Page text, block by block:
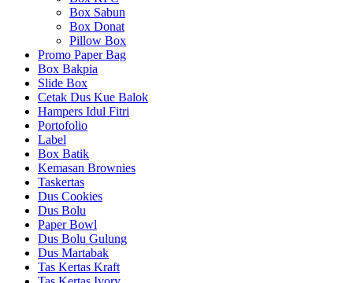
Box Sabun
Box Donat
Pillow Box
Promo Paper Bag
Box Bakpia
Slide Box
Cetak Dus Kue Balok
Hampers Idul Fitri
Portofolio
Label
Box Batik
Kemasan Brownies
Taskertas
Dus Cookies
Dus Bolu
Paper Bowl
Dus Bolu Gulung
Dus Martabak
Tas Kertas Kraft